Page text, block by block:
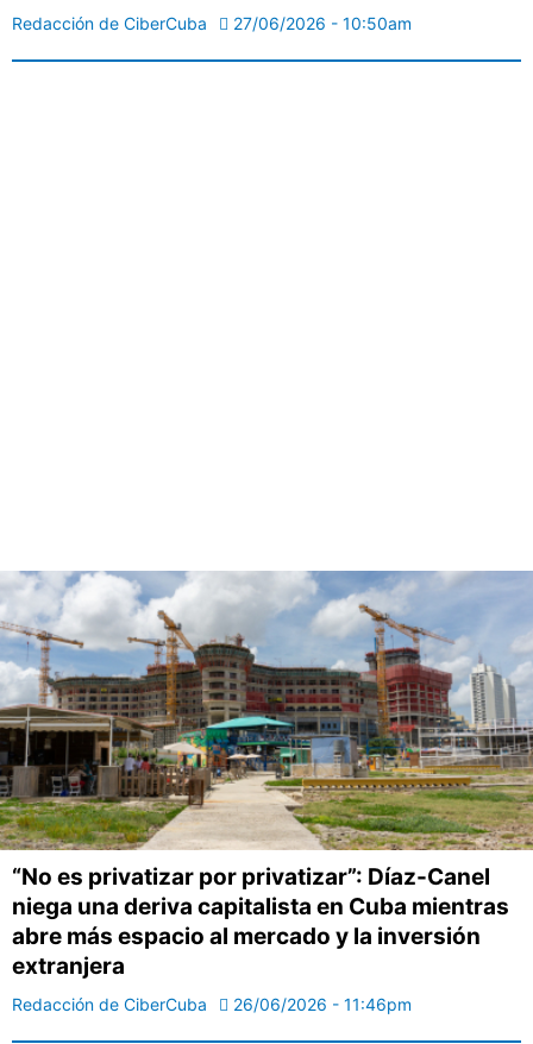
Redacción de CiberCuba 27/06/2026 - 10:50am
“No es privatizar por privatizar”: Díaz-Canel
niega una deriva capitalista en Cuba mientras
abre más espacio al mercado y la inversión
extranjera
Redacción de CiberCuba 26/06/2026 - 11:46pm